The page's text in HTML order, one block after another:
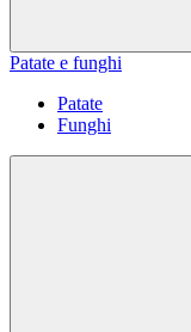
Patate e funghi
Patate
Funghi